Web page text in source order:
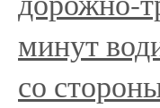
минут
со